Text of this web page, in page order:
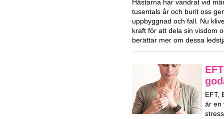
Hästarna har vandrat vid
tusentals år och burit oss
uppbyggnad och fall. Nu
kraft för att dela sin visdom
berättar mer om dessa
EFT,
är en